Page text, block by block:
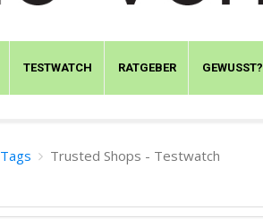
TESTWATCH RATGEBER GEWUSST?
Tags
Trusted Shops - Testwatch